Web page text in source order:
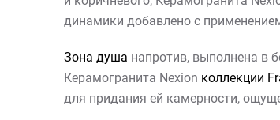
динамики добавлено с
Зона душа напротив, выполнена в
Керамогранита Nexion коллекции
для придания ей камерности,